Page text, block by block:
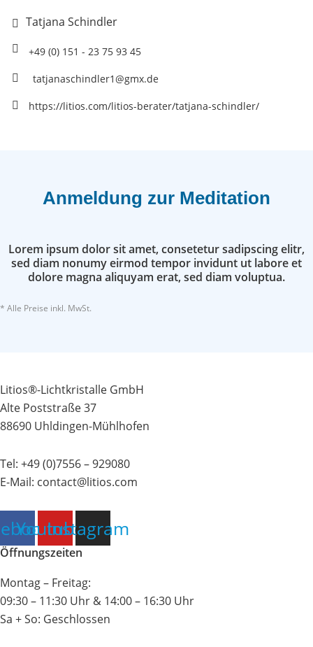
Tatjana Schindler
+49 (0) 151 - 23 75 93 45
tatjanaschindler1@gmx.de
https://litios.com/litios-berater/tatjana-schindler/
Anmeldung zur Meditation
Lorem ipsum dolor sit amet, consetetur sadipscing elitr,
sed diam nonumy eirmod tempor invidunt ut labore et
dolore magna aliquyam erat, sed diam voluptua.
* Alle Preise inkl. MwSt.
Litios®-Lichtkristalle GmbH
Alte Poststraße 37
88690 Uhldingen-Mühlhofen
Tel: +49 (0)7556 – 929080
E-Mail: contact@litios.com
Youtube
Instagram
Öffnungszeiten
Montag – Freitag:
09:30 – 11:30 Uhr & 14:00 – 16:30 Uhr
Sa + So: Geschlossen